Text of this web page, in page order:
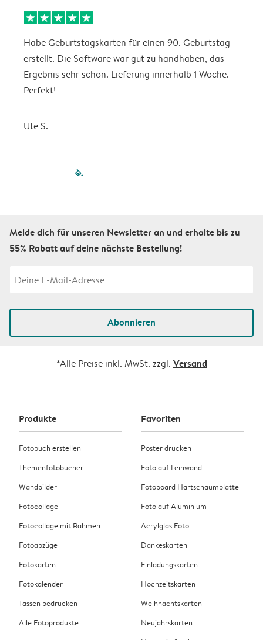
Habe Geburtstagskarten für einen 90. Geburtstag
erstellt. Die Software war gut zu handhaben, das
Ergebnis sehr schön. Lieferung innerhalb 1 Woche.
Perfekt!
Ute S.
filled-pagination
Melde dich für unseren Newsletter an und erhalte bis zu
55% Rabatt auf deine nächste Bestellung!
Abonnieren
*Alle Preise inkl. MwSt. zzgl. Versand
Produkte
Fotobuch erstellen
Themenfotobücher
Wandbilder
Fotocollage
Fotocollage mit Rahmen
Fotoabzüge
Fotokarten
Fotokalender
Tassen bedrucken
Alle Fotoprodukte
Favoriten
Poster drucken
Foto auf Leinwand
Fotoboard Hartschaumplatte
Foto auf Aluminium
Acrylglas Foto
Dankeskarten
Einladungskarten
Hochzeitskarten
Weihnachtskarten
Neujahrskarten